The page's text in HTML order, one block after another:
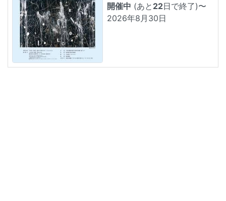
開催中 (あと 22日で終了)〜
2026年8月30日